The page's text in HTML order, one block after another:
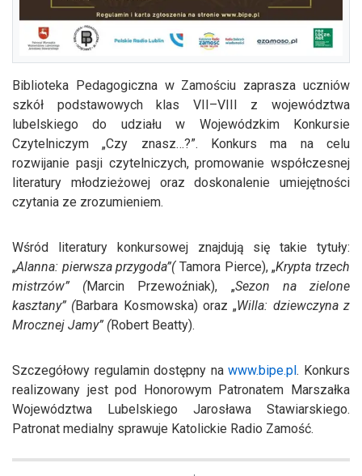
Biblioteka Pedagogiczna w Zamościu zaprasza uczniów
szkół podstawowych klas VII–VIII z województwa
lubelskiego do udziału w Wojewódzkim Konkursie
Czytelniczym „Czy znasz…?”. Konkurs ma na celu
rozwijanie pasji czytelniczych, promowanie współczesnej
literatury młodzieżowej oraz doskonalenie umiejętności
czytania ze zrozumieniem.
Wśród literatury konkursowej znajdują się takie tytuły:
„Alanna: pierwsza przygoda”(Tamora Pierce), „Krypta trzech
mistrzów” (Marcin Przewoźniak), „Sezon na zielone
kasztany” (Barbara Kosmowska) oraz „Willa: dziewczyna z
Mrocznej Jamy” (Robert Beatty).
Szczegółowy regulamin dostępny nawww.bipe.pl. Konkurs
realizowany jest pod Honorowym Patronatem Marszałka
Województwa Lubelskiego Jarosława Stawiarskiego.
Patronat medialny sprawuje Katolickie Radio Zamość.